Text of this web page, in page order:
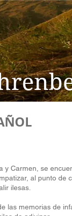
y Carmen, se
al punto de
ilesas.
las memorias de